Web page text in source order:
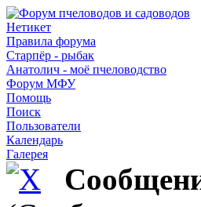
Нетикет
Правила форума
Старпёр - рыбак
Анатолич - моё пчеловодство
Форум МФУ
Помощь
Поиск
Пользователи
Календарь
Галерея